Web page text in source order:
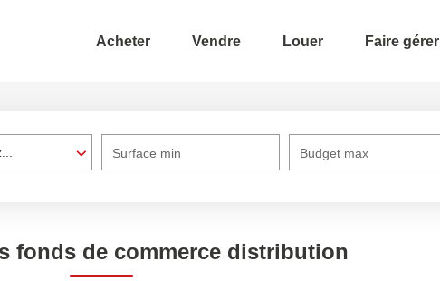
Acheter Vendre Louer Faire gérer
Surface min Budget max
fonds de commerce distribution